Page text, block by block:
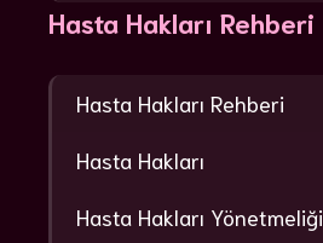
Hasta Hakları Rehberi
Hasta Hakları Rehberi
Hasta Hakları
Hasta Hakları Yönetmeliği